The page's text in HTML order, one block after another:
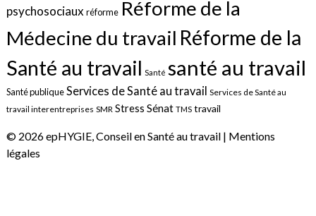
psychosociauxréforme Réforme de la
Médecine du travail Réforme de la
Santé au travail Santé santé au travail
Santé publiqueServices de Santé au travail Services de Santé au
travail interentreprises SMR Stress Sénat TMS travail
© 2026 epHYGIE, Conseil en Santé au travail | Mentions
légales